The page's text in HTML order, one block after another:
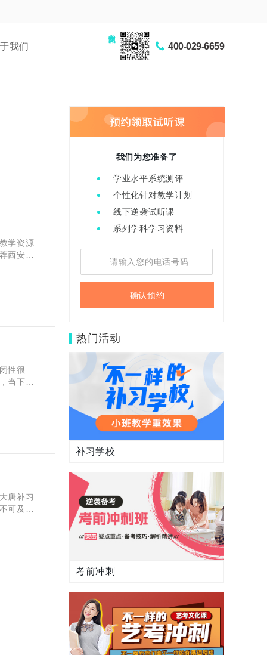
我们 400-029-6659
学资源
西安大
性很
当下就
唐补习
可及的
我们为您准备了
学业水平系统测评
个性化针对教学计划
线下逆袭试听课
系列学科学习资料
确认预约
热门活动
补习学校
考前冲刺